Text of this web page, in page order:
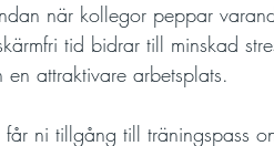
när kollegor peppar
tid bidrar till minskad
attraktivare arbetsplats.
ni tillgång till träningspass